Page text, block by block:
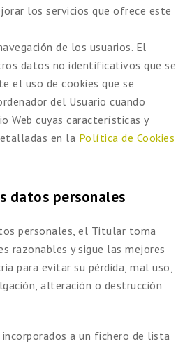
los servicios que ofrece este
de los usuarios. El
datos no identificativos que se
el uso de cookies que se
del Usuario cuando
Web cuyas características y
en la Política de Cookies
datos personales
personales, el Titular toma
razonables y sigue las mejores
para evitar su pérdida, mal uso,
alteración o destrucción
a un fichero de lista